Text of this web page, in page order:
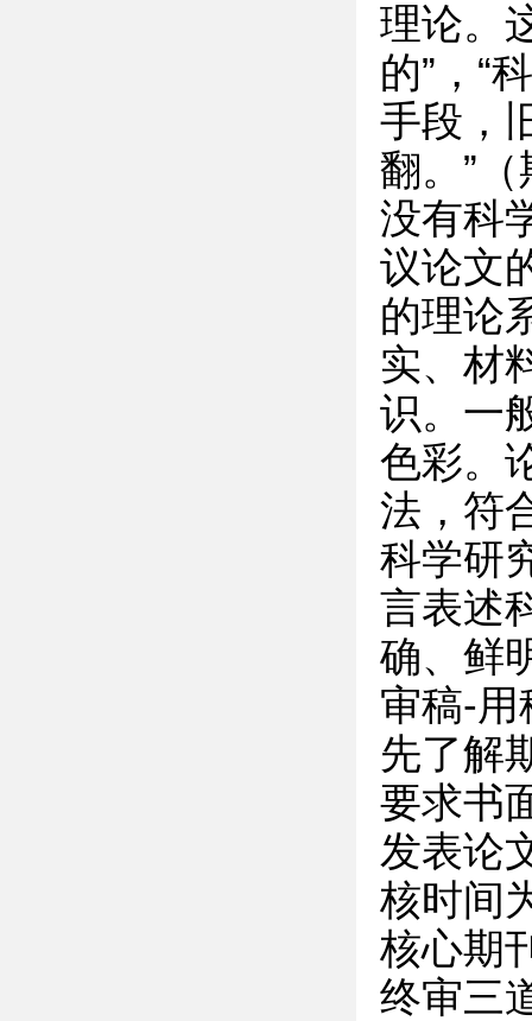
理论。
的”，“
手段，
翻。”
没有科
议论文
的理论
实、材
识。一
色彩。
法，符
科学研
言表述
确、鲜
审稿-用
先了解
要求书
发表论
核时间
核心期
终审三